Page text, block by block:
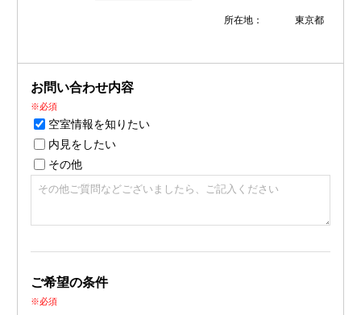
所在地： 東京都
お問い合わせ内容
※必須
空室情報を知りたい
内見をしたい
その他
ご希望の条件
※必須